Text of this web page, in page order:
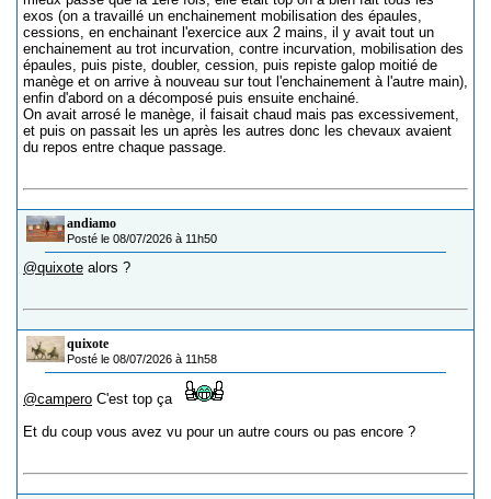
exos (on a travaillé un enchainement mobilisation des épaules,
cessions, en enchainant l'exercice aux 2 mains, il y avait tout un
enchainement au trot incurvation, contre incurvation, mobilisation des
épaules, puis piste, doubler, cession, puis repiste galop moitié de
manège et on arrive à nouveau sur tout l'enchainement à l'autre main),
enfin d'abord on a décomposé puis ensuite enchainé.
On avait arrosé le manège, il faisait chaud mais pas excessivement,
et puis on passait les un après les autres donc les chevaux avaient
du repos entre chaque passage.
andiamo
Posté le 08/07/2026 à 11h50
@quixote alors ?
quixote
Posté le 08/07/2026 à 11h58
@campero C'est top ça
Et du coup vous avez vu pour un autre cours ou pas encore ?